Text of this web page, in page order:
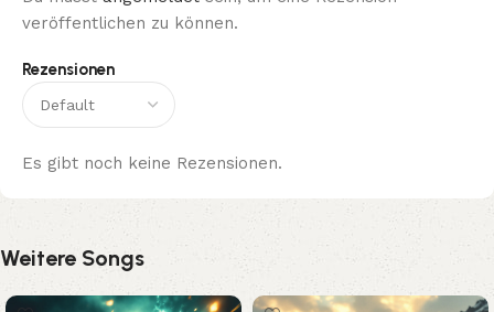
Rezensionen
Es gibt noch keine Rezensionen.
veröffentlichen zu können.
Weitere Songs